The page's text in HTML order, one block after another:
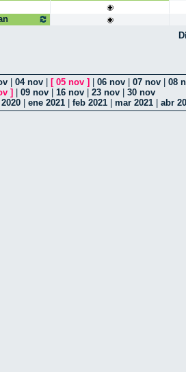
04 nov [ 05 nov ] 06 nov 07 nov 08
] 09 nov 16 nov 23 nov
30 nov
ene 2021 feb 2021 mar 2021 abr